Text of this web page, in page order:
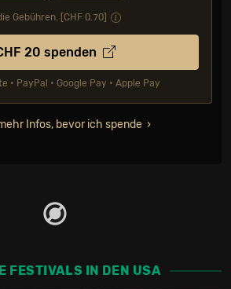
Gebühren. [CHF 0.70
20 spenden
• PayPal • Google Pay • Apple Pay
Infos, bevor ich spende
FESTIVALS IN DEN USA